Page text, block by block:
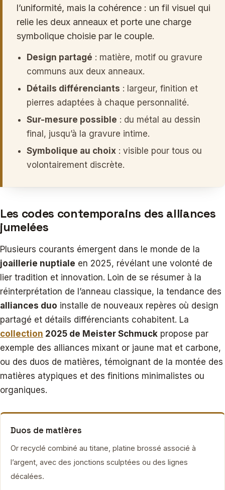
l’uniformité, mais la cohérence : un fil visuel qui
relie les deux anneaux et porte une charge
symbolique choisie par le couple.
Design partagé : matière, motif ou gravure
communs aux deux anneaux.
Détails différenciants : largeur, finition et
pierres adaptées à chaque personnalité.
Sur-mesure possible : du métal au dessin
final, jusqu’à la gravure intime.
Symbolique au choix : visible pour tous ou
volontairement discrète.
Les codes contemporains des alliances
jumelées
Plusieurs courants émergent dans le monde de la
joaillerie nuptiale en 2025, révélant une volonté de
lier tradition et innovation. Loin de se résumer à la
réinterprétation de l’anneau classique, la tendance des
alliances duo installe de nouveaux repères où design
partagé et détails différenciants cohabitent. La
collection 2025 de Meister Schmuck propose par
exemple des alliances mixant or jaune mat et carbone,
ou des duos de matières, témoignant de la montée des
matières atypiques et des finitions minimalistes ou
organiques.
Duos de matières
Or recyclé combiné au titane, platine brossé associé à
l’argent, avec des jonctions sculptées ou des lignes
décalées.